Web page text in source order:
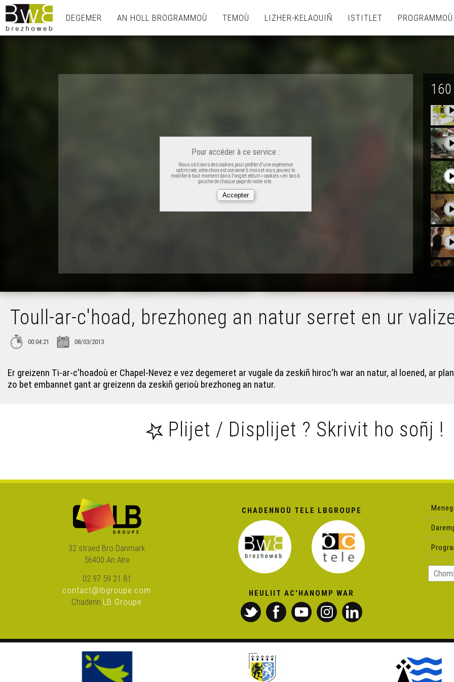
DEGEMER AN HOLL BROGRAMMOÙ TEMOÙ LIZHER-KELAOUIÑ ISTITLET
Pour accéder à ce service :
Nous utilisons des cookies pour profiter d'une expérience
optimisée, votre choix est conservé 6 mois et vous pouvez le
modifier à tout moment dans l'onglet réduit « cookies » en bas à
gauche de chaque page de notre site.
Toull-ar-c'hoad, brezhoneg an natur serret en ur
00:04:21 08/03/2013
Er greizenn Ti-ar-c'hoadoù er Chapel-Nevez e vez degemeret ar vugale da zeskiñ hiroc'h war an natur, al loened, ar
zo bet embannet gant ar greizenn da zeskiñ gerioù brezhoneg an natur.
Plijet / Displijet ? Skrivit ho soñj !
32 straed Bro Danmark
56400 An Alre
02 97 59 21 81
contact@lbgroupe.com
Chadenn LB Groupe
CHADENNOÙ TELE LBGROUPE
HEULIIT AC'HANOMP WAR